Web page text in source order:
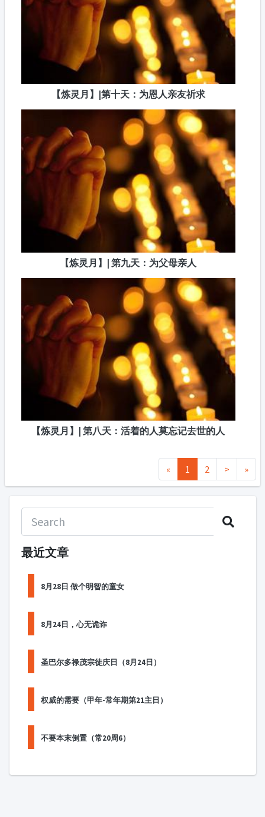
【炼灵月】|第十天：为恩人亲友祈求
【炼灵月】| 第九天：为父母亲人
【炼灵月】| 第八天：活着的人莫忘记去世的人​
« 1 2 > »
最近文章
8月28日 做个明智的童女
8月24日，心无诡诈
圣巴尔多禄茂宗徒庆日（8月24日）
权威的需要（甲年-常年期第21主日）
不要本末倒置（常20周6）